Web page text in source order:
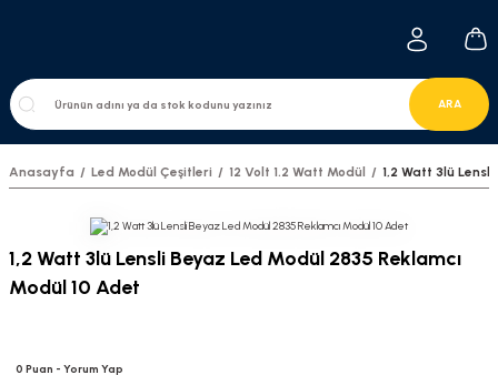
ARA
Anasayfa Led Modül Çeşitleri 12 Volt 1.2 Watt Modül 1,2 Watt 3lü
1,2 Watt 3lü Lensli Beyaz Led Modül 2835 Reklamcı
Modül 10 Adet
0 Puan - Yorum Yap